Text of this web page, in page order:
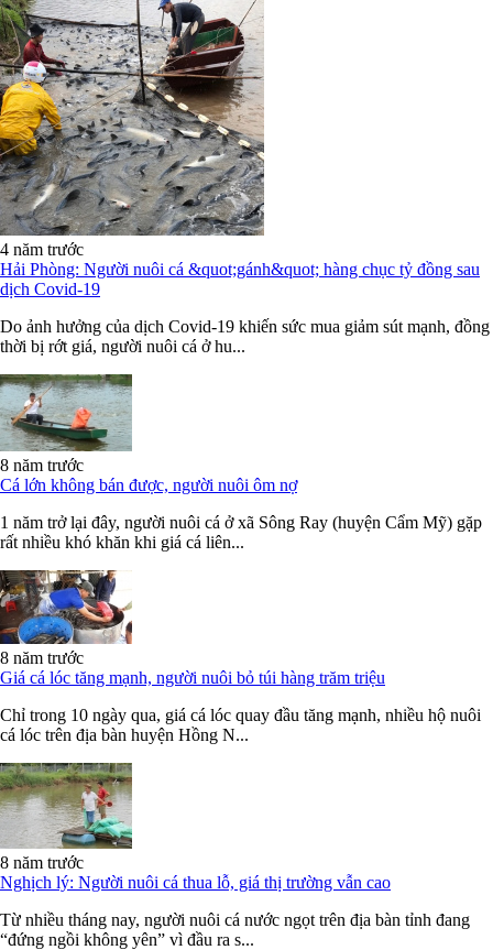
4 năm trước
Hải Phòng: Người nuôi cá &quot;gánh&quot; hàng chục tỷ đồng sau
dịch Covid-19
Do ảnh hưởng của dịch Covid-19 khiến sức mua giảm sút mạnh, đồng
thời bị rớt giá, người nuôi cá ở hu...
8 năm trước
Cá lớn không bán được, người nuôi ôm nợ
1 năm trở lại đây, người nuôi cá ở xã Sông Ray (huyện Cẩm Mỹ) gặp
rất nhiều khó khăn khi giá cá liên...
8 năm trước
Giá cá lóc tăng mạnh, người nuôi bỏ túi hàng trăm triệu
Chỉ trong 10 ngày qua, giá cá lóc quay đầu tăng mạnh, nhiều hộ nuôi
cá lóc trên địa bàn huyện Hồng N...
8 năm trước
Nghịch lý: Người nuôi cá thua lỗ, giá thị trường vẫn cao
Từ nhiều tháng nay, người nuôi cá nước ngọt trên địa bàn tỉnh đang
“đứng ngồi không yên” vì đầu ra s...